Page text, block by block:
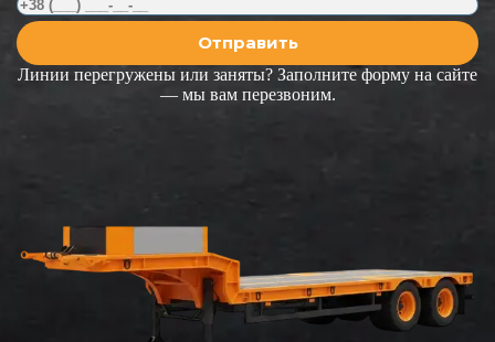
Линии перегружены или заняты? Заполните форму на сайте
— мы вам перезвоним.